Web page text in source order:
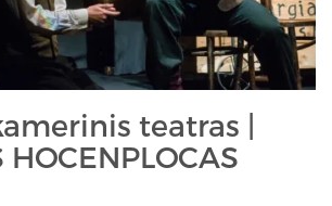
teatras |
HOCENPLOCAS